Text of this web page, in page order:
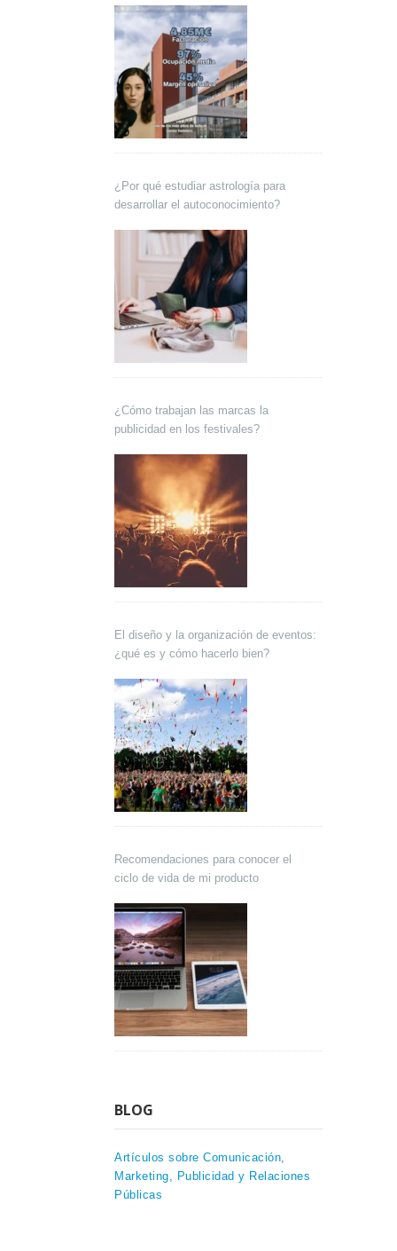
¿Por qué estudiar astrología para
desarrollar el autoconocimiento?
¿Cómo trabajan las marcas la
publicidad en los festivales?
El diseño y la organización de eventos:
¿qué es y cómo hacerlo bien?
Recomendaciones para conocer el
ciclo de vida de mi producto
BLOG
Artículos sobre Comunicación,
Marketing, Publicidad y Relaciones
Públicas